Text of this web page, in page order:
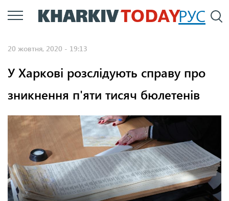
Перейти
до
РУС
20 жовтня, 2020 - 19:13
У Харкові розслідують справу про
зникнення п'яти тисяч бюлетенів